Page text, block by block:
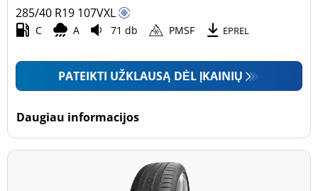
285/40 R19 107VXL
C A 71 db PMSF EPREL
PATEIKTI UŽKLAUSĄ DĖL ĮKAINIŲ
Daugiau informacijos